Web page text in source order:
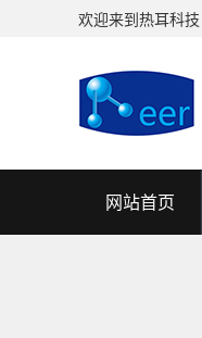
欢迎来到热耳科技
网站首页